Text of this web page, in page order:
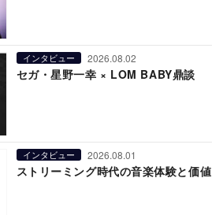
インタビュー 2026.08.02
セガ・星野一幸 × LOM BABY鼎談
インタビュー 2026.08.01
ストリーミング時代の音楽体験と価値